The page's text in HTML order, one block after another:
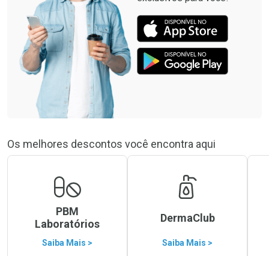
Os melhores descontos você encontra aqui
PBM
Laboratórios
Saiba Mais >
DermaClub
Saiba Mais >